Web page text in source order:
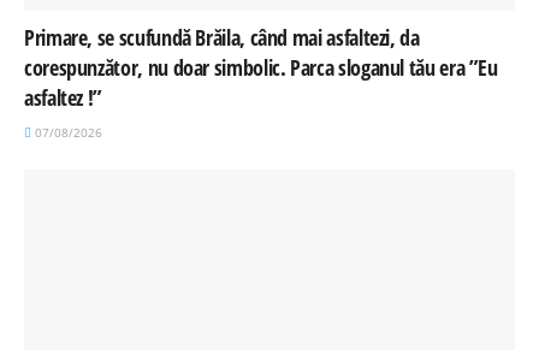
Primare, se scufundă Brăila, când mai asfaltezi, da
corespunzător, nu doar simbolic. Parca sloganul tău era ”Eu
asfaltez !”
07/08/2026